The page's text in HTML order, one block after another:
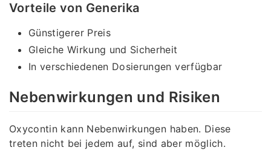
Vorteile von Generika
Günstigerer Preis
Gleiche Wirkung und Sicherheit
In verschiedenen Dosierungen verfügbar
Nebenwirkungen und Risiken
Oxycontin kann Nebenwirkungen haben. Diese
treten nicht bei jedem auf, sind aber möglich.